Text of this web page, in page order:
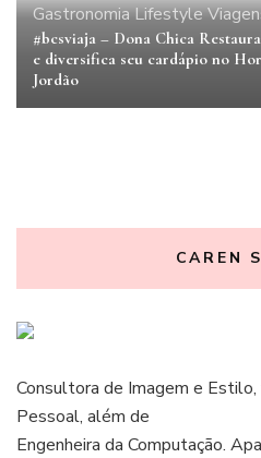
GastronomiaLifestyle
#bcsviaja – Dona Chica
e diversifica seu cardápio no
Jordão
CAREN
Consultora de Imagem e
Pessoal, além de
Engenheira da Computação.